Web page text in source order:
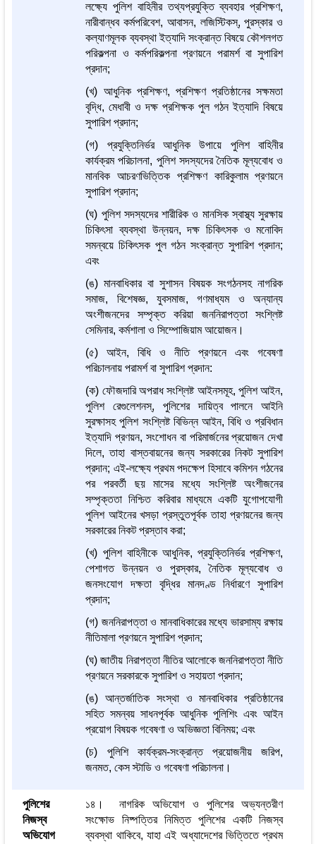
লক্ষ্যে পুলিশ বাহিনীর তথ্যপ্রযুক্তি ব্যবহার প্রশিক্ষণ,
নারীবান্ধব কর্মপরিবেশ, আবাসন, লজিস্টিকস্, পুরস্কার ও
কল্যাণমূলক ব্যবস্থা ইত্যাদি সংক্রান্ত বিষয়ে কৌশলগত
পরিকল্পনা ও কর্মপরিকল্পনা প্রণয়নে পরামর্শ বা সুপারিশ
প্রদান;
(খ) আধুনিক প্রশিক্ষণ, প্রশিক্ষণ প্রতিষ্ঠানের সক্ষমতা
বৃদ্ধি, মেধাবী ও দক্ষ প্রশিক্ষক পুল গঠন ইত্যাদি বিষয়ে
সুপারিশ প্রদান;
(গ) প্রযুক্তিনির্ভর আধুনিক উপায়ে পুলিশ বাহিনীর
কার্যক্রম পরিচালনা, পুলিশ সদস্যদের নৈতিক মূল্যবোধ ও
মানবিক আচরণভিত্তিক প্রশিক্ষণ কারিকুলাম প্রণয়নে
সুপারিশ প্রদান;
(ঘ) পুলিশ সদস্যদের শারীরিক ও মানসিক স্বাস্থ্য সুরক্ষায়
চিকিৎসা ব্যবস্থা উন্নয়ন, দক্ষ চিকিৎসক ও মনোবিদ
সমন্বয়ে চিকিৎসক পুল গঠন সংক্রান্ত সুপারিশ প্রদান;
এবং
(ঙ) মানবাধিকার বা সুশাসন বিষয়ক সংগঠনসহ নাগরিক
সমাজ, বিশেষজ্ঞ, যুবসমাজ, গণমাধ্যম ও অন্যান্য
অংশীজনদের সম্পৃক্ত করিয়া জননিরাপত্তা সংশ্লিষ্ট
সেমিনার, কর্মশালা ও সিম্পোজিয়াম আয়োজন।
(৫) আইন, বিধি ও নীতি প্রণয়নে এবং গবেষণা
পরিচালনায় পরামর্শ বা সুপারিশ প্রদান:
(ক) ফৌজদারি অপরাধ সংশ্লিষ্ট আইনসমূহ, পুলিশ আইন,
পুলিশ রেগুলেশনস্, পুলিশের দায়িত্ব পালনে আইনি
সুরক্ষাসহ পুলিশ সংশ্লিষ্ট বিভিন্ন আইন, বিধি ও প্রবিধান
ইত্যাদি প্রণয়ন, সংশোধন বা পরিমার্জনের প্রয়োজন দেখা
দিলে, তাহা বাস্তবায়নের জন্য সরকারের নিকট সুপারিশ
প্রদান; এই-লক্ষ্যে প্রথম পদক্ষেপ হিসাবে কমিশন গঠনের
পর পরবর্তী ছয় মাসের মধ্যে সংশ্লিষ্ট অংশীজনের
সম্পৃক্ততা নিশ্চিত করিবার মাধ্যমে একটি যুগোপযোগী
পুলিশ আইনের খসড়া প্রস্তুতপূর্বক তাহা প্রণয়নের জন্য
সরকারের নিকট প্রস্তাব করা;
(খ) পুলিশ বাহিনীকে আধুনিক, প্রযুক্তিনির্ভর প্রশিক্ষণ,
পেশাগত উন্নয়ন ও পুরস্কার, নৈতিক মূল্যবোধ ও
জনসংযোগ দক্ষতা বৃদ্ধির মানদণ্ড নির্ধারণে সুপারিশ
প্রদান;
(গ) জননিরাপত্তা ও মানবাধিকারের মধ্যে ভারসাম্য রক্ষায়
নীতিমালা প্রণয়নে সুপারিশ প্রদান;
(ঘ) জাতীয় নিরাপত্তা নীতির আলোকে জননিরাপত্তা নীতি
প্রণয়নে সরকারকে সুপারিশ ও সহায়তা প্রদান;
(ঙ) আন্তর্জাতিক সংস্থা ও মানবাধিকার প্রতিষ্ঠানের
সহিত সমন্বয় সাধনপূর্বক আধুনিক পুলিশিং এবং আইন
প্রয়োগ বিষয়ক গবেষণা ও অভিজ্ঞতা বিনিময়; এবং
(চ) পুলিশি কার্যক্রম-সংক্রান্ত প্রয়োজনীয় জরিপ,
জনমত, কেস স্টাডি ও গবেষণা পরিচালনা।
পুলিশের
নিজস্ব
অভিযোগ
১৪। নাগরিক অভিযোগ ও পুলিশের অভ্যন্তরীণ
সংক্ষোভ নিষ্পত্তির নিমিত্ত পুলিশের একটি নিজস্ব
ব্যবস্থা থাকিবে, যাহা এই অধ্যাদেশের ভিত্তিতে প্রথম